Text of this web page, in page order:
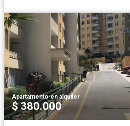
Apartamento·en alquiler
$ 380.000